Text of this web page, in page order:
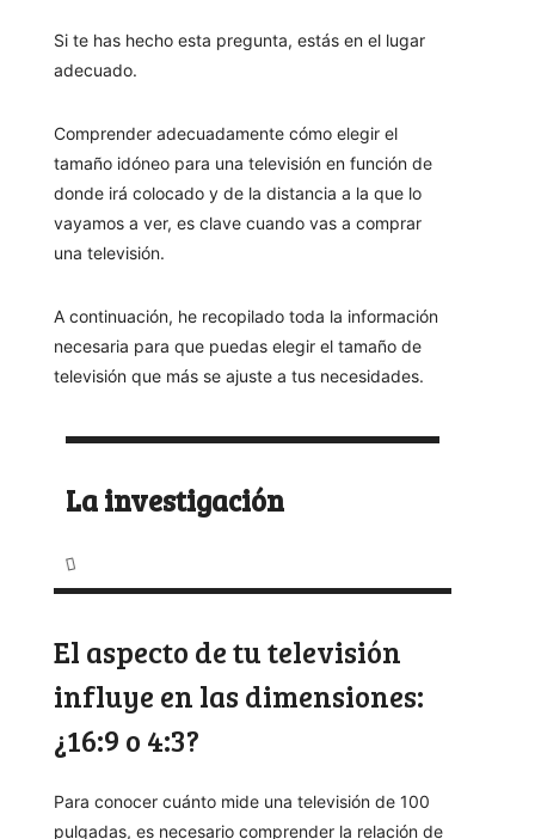
Si te has hecho esta pregunta, estás en el lugar
adecuado.
Comprender adecuadamente cómo elegir el
tamaño idóneo para una televisión en función de
donde irá colocado y de la distancia a la que lo
vayamos a ver, es clave cuando vas a comprar
una televisión.
A continuación, he recopilado toda la información
necesaria para que puedas elegir el tamaño de
televisión que más se ajuste a tus necesidades.
La investigación
El aspecto de tu televisión
influye en las dimensiones:
¿16:9 o 4:3?
Para conocer cuánto mide una televisión de 100
pulgadas, es necesario comprender la relación de